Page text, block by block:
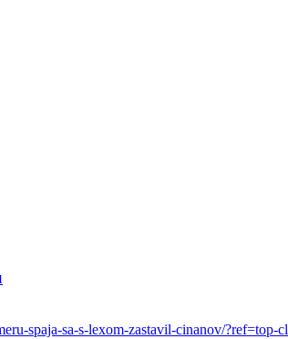
spaja-sa-s-lexom-zastavil-cinanov/?ref=top-cl